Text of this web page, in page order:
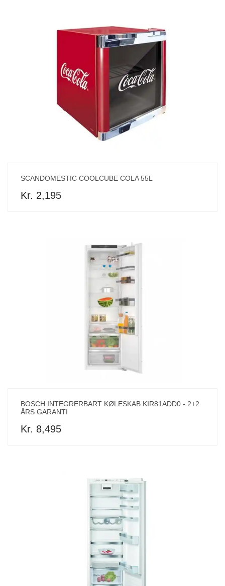
SCANDOMESTIC COOLCUBE COLA 55L
Kr. 2,195
BOSCH INTEGRERBART KØLESKAB KIR81ADD0 - 2+2
ÅRS GARANTI
Kr. 8,495